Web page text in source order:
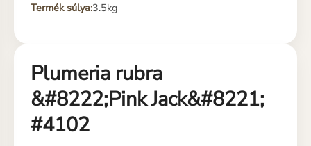
Termék súlya:3.5kg
Plumeria rubra
&#8222;Pink Jack&#8221;
#4102